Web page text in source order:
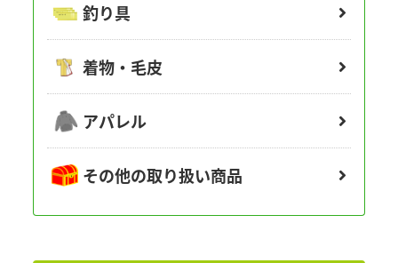
釣り具
着物・毛皮
アパレル
その他の取り扱い商品